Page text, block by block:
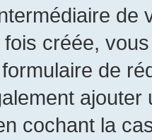
fois créée,
de
cochant la